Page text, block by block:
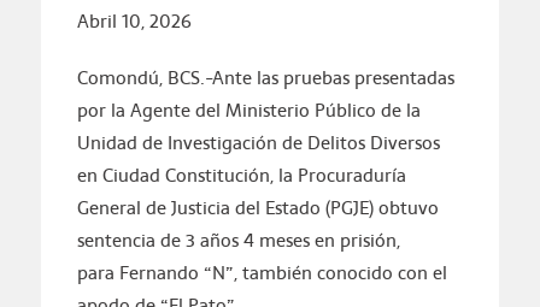
Abril 10, 2026
Comondú, BCS.-Ante las pruebas presentadas
por la Agente del Ministerio Público de la
Unidad de Investigación de Delitos Diversos
en Ciudad Constitución, la Procuraduría
General de Justicia del Estado (PGJE) obtuvo
sentencia de 3 años 4 meses en prisión,
para Fernando “N”, también conocido con el